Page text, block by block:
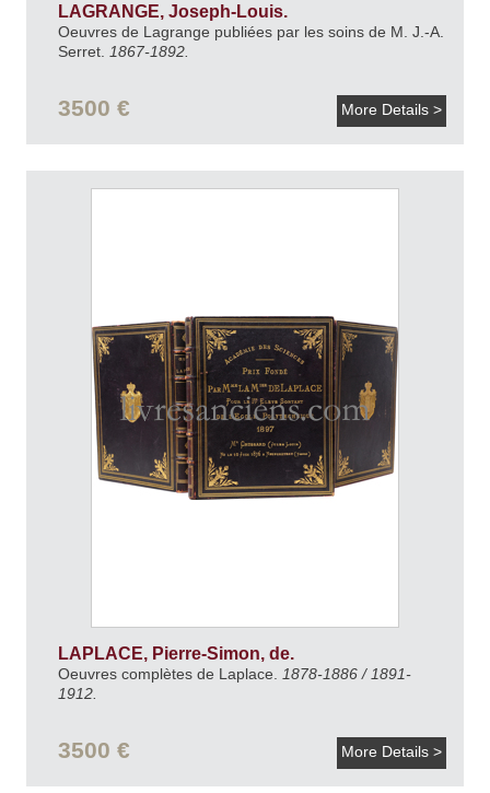
LAGRANGE, Joseph-Louis.
Oeuvres de Lagrange publiées par les soins de M. J.-A.
Serret.
1867-1892.
3500 € More Details >
LAPLACE, Pierre-Simon, de.
Oeuvres complètes de Laplace. 1878-1886 / 1891-
1912.
3500 € More Details >